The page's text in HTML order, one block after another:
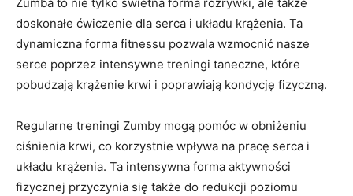
Zumba to nie tylko świetna forma rozrywki, ale także
doskonałe ćwiczenie dla serca i układu krążenia. Ta
dynamiczna forma fitnessu pozwala wzmocnić nasze
serce poprzez intensywne treningi taneczne, które
pobudzają krążenie krwi i poprawiają kondycję fizyczną.
Regularne treningi Zumby mogą pomóc w obniżeniu
ciśnienia krwi, co korzystnie wpływa na pracę serca i
układu krążenia. Ta intensywna forma aktywności
fizycznej przyczynia się także do redukcji poziomu